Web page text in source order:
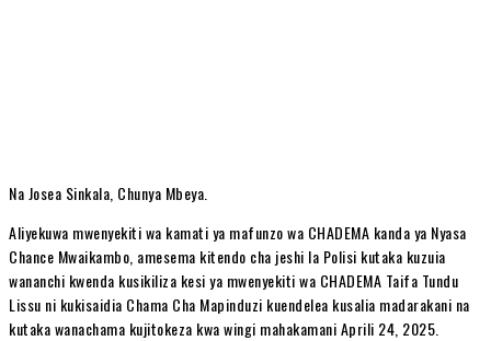
Na Josea Sinkala, Chunya Mbeya.
Aliyekuwa mwenyekiti wa kamati ya mafunzo wa CHADEMA kanda ya Nyasa
Chance Mwaikambo, amesema kitendo cha jeshi la Polisi kutaka kuzuia
wananchi kwenda kusikiliza kesi ya mwenyekiti wa CHADEMA Taifa Tundu
Lissu ni kukisaidia Chama Cha Mapinduzi kuendelea kusalia madarakani na
kutaka wanachama kujitokeza kwa wingi mahakamani Aprili 24, 2025.